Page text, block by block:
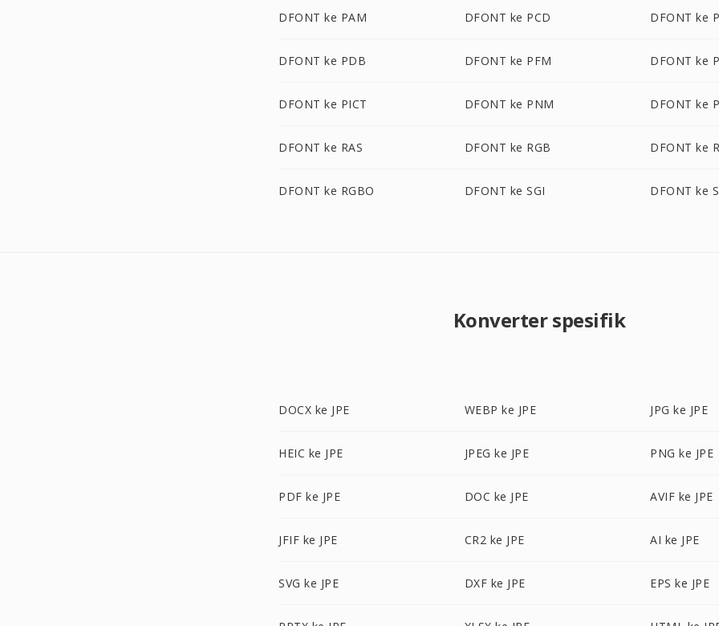
DFONT ke PAM DFONT ke PCD DFONT ke
DFONT ke PDB DFONT ke PFM DFONT ke
DFONT ke PICT DFONT ke PNM DFONT ke
DFONT ke RAS DFONT ke RGB DFONT ke
DFONT ke RGBO DFONT ke SGI DFONT ke
Konverter spesifik
DOCX ke JPE WEBP ke JPE JPG ke JPE
HEIC ke JPE JPEG ke JPE PNG ke JPE
PDF ke JPE DOC ke JPE AVIF ke JPE
JFIF ke JPE CR2 ke JPE AI ke JPE
SVG ke JPE DXF ke JPE EPS ke JPE